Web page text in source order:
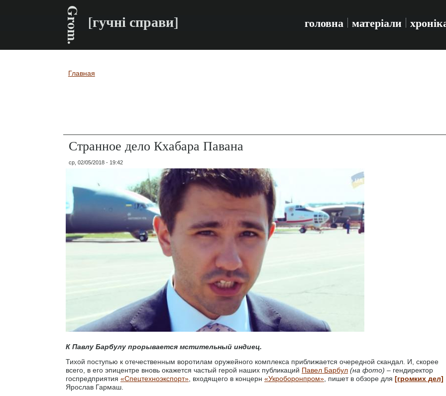
Grom. [гучні справи] головна матеріали
Вы здесь
Главная
Странное дело Кхабара Павана
ср, 02/05/2018 - 19:42
К Павлу Барбулу прорывается мстительный индиец.
Тихой поступью к отечественным воротилам оружейного комплекса приближается очередной скандал. И, скорее
всего, в его эпицентре вновь окажется частый герой наших публикаций Павел Барбул (на фото) – гендиректор
госпредприятия «Спецтехноэкспорт» , входящего в концерн «Укроборонпром» , пишет в обзоре для [громких дел]
Ярослав Гармаш.